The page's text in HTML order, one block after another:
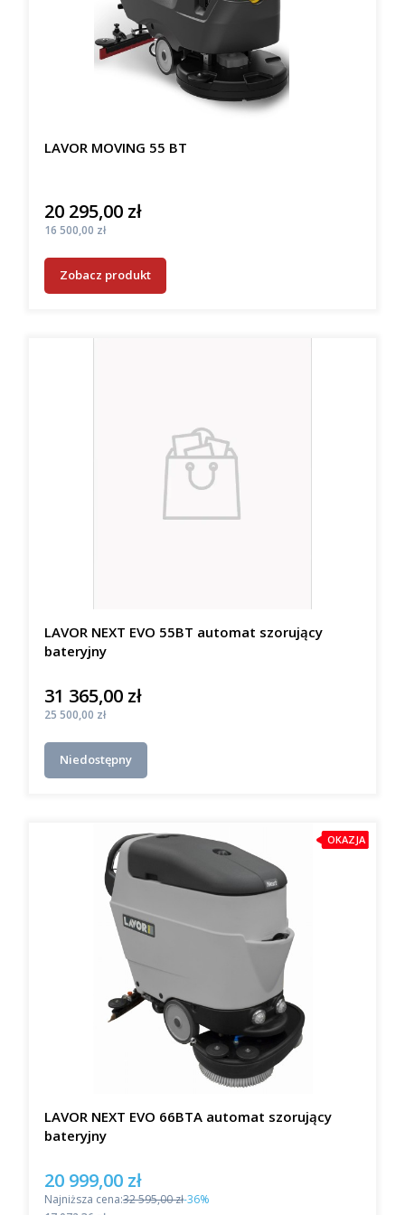
LAVOR MOVING 55 BT
Cena
20 295,00 zł
Cena
16 500,00 zł
Zobacz produkt
LAVOR NEXT EVO 55BT automat szorujący
bateryjny
Cena
31 365,00 zł
Cena
25 500,00 zł
Niedostępny
OKAZJA
LAVOR NEXT EVO 66BTA automat szorujący
bateryjny
Cena promocyjna
20 999,00 zł
Najniższa cena:32 595,00 zł-36%